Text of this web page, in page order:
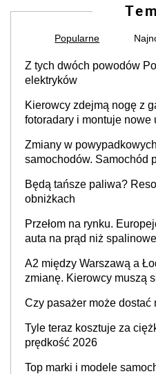
Popularne
Z tych dwóch powodów
elektryków
Kierowcy zdejmą nogę z
fotoradary i montuje nowe
Zmiany w
samochodów. Samochód
producenta
Będą tańsze paliwa?
obniżkach
Przełom na rynku.
auta na prąd niż spalinowe
A2 między Warszawą a
zmianę. Kierowcy muszą
Czy pasażer może dostać
Tyle teraz kosztuje za
prędkość 2026
Top marki i modele